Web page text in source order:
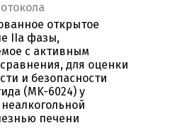
открытое
IIa фазы,
с активным
для оценки
и безопасности
(MK-6024) у
печени